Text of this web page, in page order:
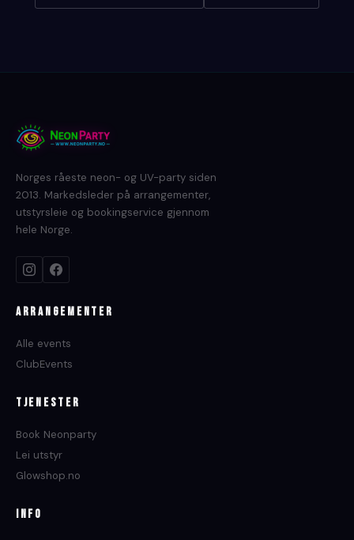
Norges råeste neon- og UV-party siden
2013. Markedsleder på arrangementer,
utstyrsleie og bookingservice gjennom
hele Norge.
Arrangementer
Alle events
ClubEvents
Tjenester
Book Neonparty
Lei utstyr
Glowshop.no
Info